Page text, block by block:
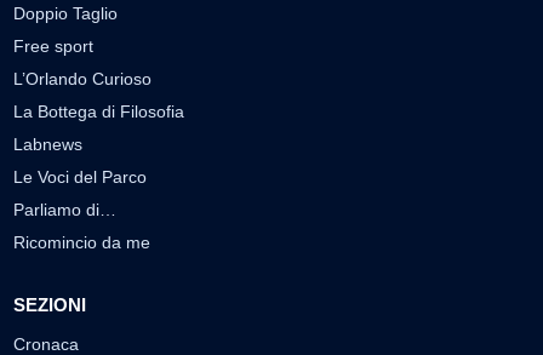
Doppio Taglio
Free sport
L’Orlando Curioso
La Bottega di Filosofia
Labnews
Le Voci del Parco
Parliamo di…
Ricomincio da me
SEZIONI
Cronaca